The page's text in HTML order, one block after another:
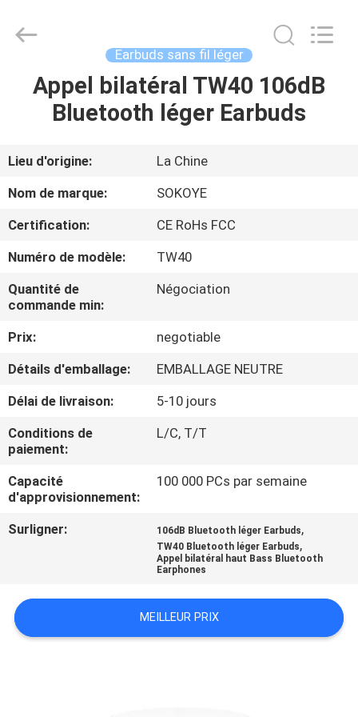
MAISON
AU
SUJET
NOUS
D'USINE
CONTRÔLE
DE
QUALITÉ
CONTACTEZ-
NOUS
CAS
Electronic
Earbuds sans fil léger
Appel bilatéral TW40 106dB
Bluetooth léger Earbuds
Lieu d'origine:
La Chine
Nom de marque:
SOKOYE
Certification:
CE RoHs FCC
Numéro de modèle:
TW40
Quantité de
commande min:
Négociation
Prix:
negotiable
Détails d'emballage:
EMBALLAGE NEUTRE
Délai de livraison:
5-10 jours
Conditions de
paiement:
L/C, T/T
Capacité
d'approvisionnement:
100 000 PCs par semaine
Surligner: 106dB Bluetooth léger Earbuds,
TW40 Bluetooth léger Earbuds,
Appel bilatéral haut Bass Bluetooth
Earphones
MEILLEUR PRIX